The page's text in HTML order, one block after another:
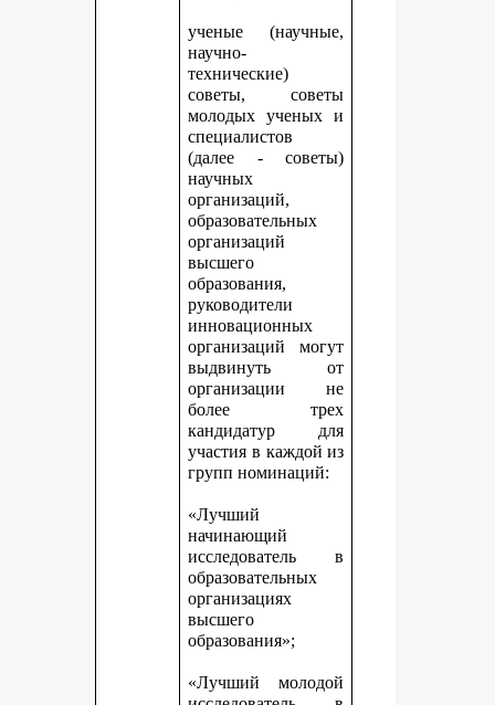
ученые (научные,
научно-
технические)
советы, советы
молодых ученых и
специалистов
(далее - советы)
научных
организаций,
образовательных
организаций
высшего
образования,
руководители
инновационных
организаций могут
выдвинуть от
организации не
более трех
кандидатур для
участия в каждой из
групп номинаций:
«Лучший
начинающий
исследователь в
образовательных
организациях
высшего
образования»;
«Лучший молодой